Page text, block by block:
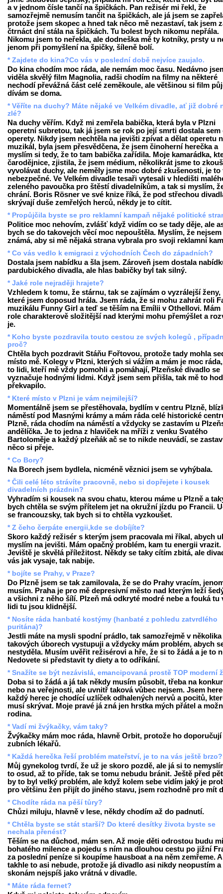
a v jednom čísle tančí na špičkách. Pan režisér mi řekl, že
samozřejmě nemusím tančit na špičkách, ale já jsem se
protože jsem skopec a hned tak něco mě nezastaví, tak jsem
čtrnáct dní stála na špičkách. Tu bolest bych nikomu nepřála.
Nikomu jsem to neřekla, ale dodneška mě ty kotníky, prsty u
jenom při pomyšlení na špičky, šíleně bolí.
* Zajdete do kina?Co vás v poslední době nejvíce zaujalo.
Do kina chodím moc ráda, ale nemám moc času. Nedávno
viděla skvělý film Magnolia, radši chodím na filmy na některé
nechodí převážná část celé zeměkoule, ale většinou si film
dívám se doma.
* Věříte na duchy? Máte nějaké ve Velkém divadle, ať již dobré
zlé?
Na duchy věřím. Když mi zemřela babička, která byla v Plzni
operetní subretou, tak já jsem se rok po její smrti dostala sem
operety. Nikdy jsem nechtěla na jevišti zpívat a dělat operetu
muzikál, byla jsem přesvědčena, že jsem činoherní herečka a
myslím si tedy, že to tam babička zařídila. Moje kamarádka,
čarodějnice, zjistila, že jsem médium, několikrát jsme to
vyvolávat duchy, ale neměly jsme moc dobré zkušenosti, je to
nebezpečné. Ve Velkém divadle tesaři vytesali v hledišti
zeleného pavoučka pro štěstí divadelníkům, a tak si myslím,
chrání. Boris Rösner ve své knize říká, že pod střechou
skrývají duše zemřelých herců, někdy je to cítit.
* Propůjčila byste se pro reklamní kampaň nějaké politické
Politice moc nehovím, zvlášť když vidím co se tady děje, ale
bych se do takovejch věcí moc nepouštěla. Myslím, že nejsem
známá, aby si mě nějaká strana vybrala pro svoji reklamní
* Co vás vedlo k emigraci z východních Čech do západních?
Dostala jsem nabídku a šla jsem. Zároveň jsem dostala
pardubického divadla, ale hlas babičky byl tak silný.
* Jaké role nejraději hrajete?
Vzhledem k tomu, že stárnu, tak se zajímám o vyzrálejší ženy,
které jsem doposud hrála. Jsem ráda, že si mohu zahrát roli
muzikálu Funny Girl a teď se těším na Emílii v Othellovi. Mám
role charakterově složitější nad kterými mohu přemýšlet a
je.
* Koho byste pozdravila touto cestou ze svých kolegů ,
proč?
Chtěla bych pozdravit Stáňu Fořtovou, protože tady mohla
místo mě. Kolegy v Plzni, kterých si vážím a mám je moc
to lidi, kteří mě vždy pomohli a pomáhají, Plzeňské divadlo se
vyznačuje hodnými lidmi. Když jsem sem přišla, tak mě to
překvapilo.
* Které místo v Plzni je vám nejmilejší?
Momentálně jsem se přestěhovala, bydlím v centru Plzně,
náměstí pod Masnými krámy a mám ráda celé historické
Plzně, ráda chodím na náměstí a vždycky se zastavím u
andělíčka. Je to jedna z hlaviček na mříži z venku Svatého
Bartoloměje a každý plzeňák ač se to nikde neuvádí, se
něco si přeje.
* Co Bory?
Na Borech jsem bydlela, nicméně věznici jsem se vyhýbala.
* Čili celé léto strávíte pracovně, nebo si dopřejete i kousek
divadelních prázdnin?
Vyhradím si kousek na svou chatu, kterou máme u Plzně a
bych chtěla se svým přítelem jet na okružní jízdu po Francii.
se francouzsky, tak bych si to chtěla vyzkoušet.
* Z čeho čerpáte energii,kde se dobíjíte?
Skoro každý režisér s kterým jsem pracovala mi říkal, abych
myslím na jevišti. Mám opačný problém, kam tu energii vrazit.
Jeviště je skvělá příležitost. Někdy se taky cítím zbitá, ale
vás jak vysaje, tak nabije.
* bojíte se Prahy, v Praze?
Do Plzně jsem se tak zamilovala, že se do Prahy vracím,
musím. Praha je pro mě depresivní město nad kterým leží
a všichni z něho šílí. Plzeň má odkryté modré nebe a fouká tu
lidi tu jsou klidnější.
* Nosíte ráda hanbaté kostýmy (hanbaté z pohledu zatvrdlého
puritána)?
Jestli máte na mysli spodní prádlo, tak samozřejmě v několika
takových úborech vystupuji a vždycky mám problém, abych
nestyděla. Musím uvěřit režisérovi a hře, že si to žádá a je to
Nedovete si představit ty diety a to odříkání.
* Snažíte se být nezávislá, emancipovaná prostě TOP moderní
Doba si to žádá a já tak někdy musím působit, třeba na
nebo na veřejnosti, ale uvnitř taková vůbec nejsem. Jsem
každý herec je chodící uzlíček odhalených nervů a pocitů,
musí skrývat. Moje pravé já zná jen hrstka mých přátel a
rodina.
* Vadí mi žvýkačky, vám taky?
Žvýkačky mám moc ráda, hlavně Orbit, protože ho doporučují
zubních lékařů.
* Každá herečka řeší problém mateřství, je to na vás ještě brzo?
Můj gynekolog tvrdí, že už je skoro pozdě, ale já si to
to osud, až to příde, tak se tomu nebudu bránit. Ještě před
by to byl velký problém, ale když kolem sebe vidím jaký je
pro většinu žen přijít do jiného stavu, jsem rozhodně pro mít
* Chodíte ráda na pěší tůry?
Chůzi miluju, hlavně v lese, někdy chodím až do padnutí.
* Chtěla byste se stát starší? Do které desítky života byste se
nechala přenést?
Těším se na důchod, mám sen. Až moje děti odrostou budu
bohatého milence a pojedu s ním na dlouhou cestu po jižní
za poslední peníze si koupíme hausboat a na něm zemřeme.
takhle to asi nebude, protože já divadlo asi nikdy neopustím a
skonám nejspíš jako vrátná v divadle.
* Máte ráda fernet?